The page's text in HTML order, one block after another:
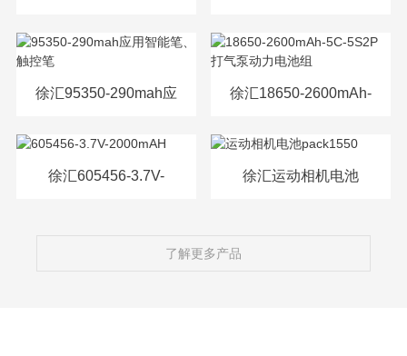
徐汇95350-290mah应 徐汇18650-2600mAh-
电池组
徐汇605456-3.7V- 徐汇运动相机电池
了解更多产品